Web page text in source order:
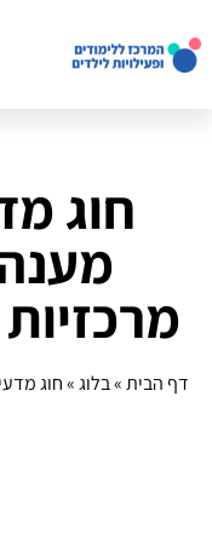
חוג
דף הבית»בלוג»חוג